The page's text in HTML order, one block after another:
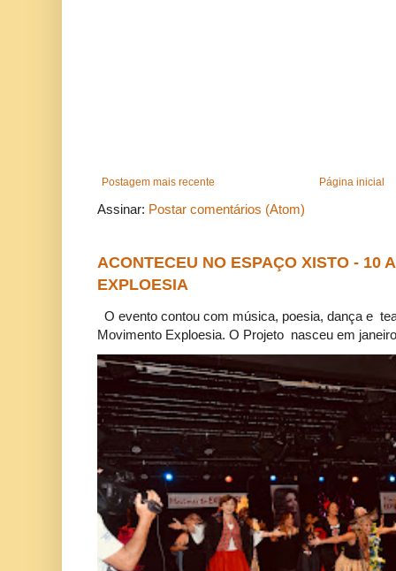
Postagem mais recente Página inicial
Assinar: Postar comentários (Atom)
ACONTECEU NO ESPAÇO XISTO - 10
EXPLOESIA
O evento contou com música, poesia, dança e
Movimento Exploesia. O Projeto nasceu em